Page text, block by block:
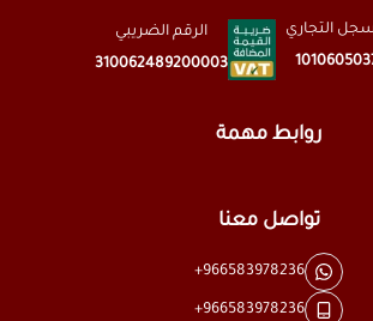
التجاري
الرقم الضريبي
310062489200003
روابط مهمة
تواصل معنا
+966583978236
+966583978236